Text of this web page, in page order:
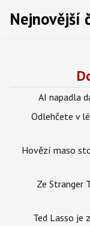
Nejnovější
AI napadla
Odlehčete v
Hovězí maso
Ze Stranger
Ted Lasso je